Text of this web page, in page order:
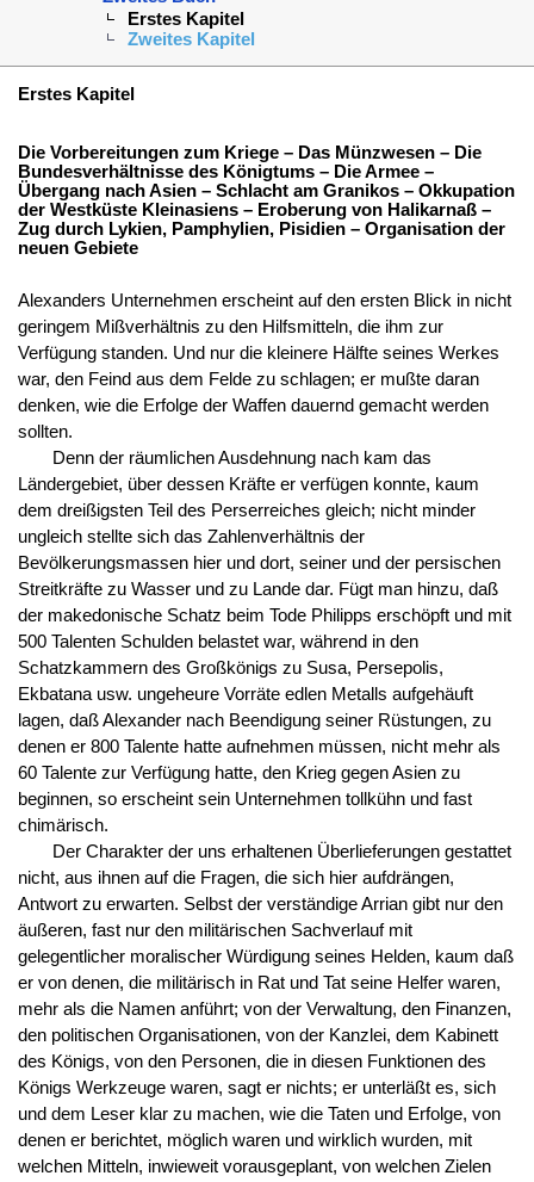
Erstes Kapitel
Zweites Kapitel
Erstes Kapitel
Die Vorbereitungen zum Kriege – Das Münzwesen – Die
Bundesverhältnisse des Königtums – Die Armee –
Übergang nach Asien – Schlacht am Granikos – Okkupation
der Westküste Kleinasiens – Eroberung von Halikarnaß –
Zug durch Lykien, Pamphylien, Pisidien – Organisation der
neuen Gebiete
Alexanders Unternehmen erscheint auf den ersten Blick in nicht
geringem Mißverhältnis zu den Hilfsmitteln, die ihm zur
Verfügung standen. Und nur die kleinere Hälfte seines Werkes
war, den Feind aus dem Felde zu schlagen; er mußte daran
denken, wie die Erfolge der Waffen dauernd gemacht werden
sollten.
Denn der räumlichen Ausdehnung nach kam das
Ländergebiet, über dessen Kräfte er verfügen konnte, kaum
dem dreißigsten Teil des Perserreiches gleich; nicht minder
ungleich stellte sich das Zahlenverhältnis der
Bevölkerungsmassen hier und dort, seiner und der persischen
Streitkräfte zu Wasser und zu Lande dar. Fügt man hinzu, daß
der makedonische Schatz beim Tode Philipps erschöpft und mit
500 Talenten Schulden belastet war, während in den
Schatzkammern des Großkönigs zu Susa, Persepolis,
Ekbatana usw. ungeheure Vorräte edlen Metalls aufgehäuft
lagen, daß Alexander nach Beendigung seiner Rüstungen, zu
denen er 800 Talente hatte aufnehmen müssen, nicht mehr als
60 Talente zur Verfügung hatte, den Krieg gegen Asien zu
beginnen, so erscheint sein Unternehmen tollkühn und fast
chimärisch.
Der Charakter der uns erhaltenen Überlieferungen gestattet
nicht, aus ihnen auf die Fragen, die sich hier aufdrängen,
Antwort zu erwarten. Selbst der verständige Arrian gibt nur den
äußeren, fast nur den militärischen Sachverlauf mit
gelegentlicher moralischer Würdigung seines Helden, kaum daß
er von denen, die militärisch in Rat und Tat seine Helfer waren,
mehr als die Namen anführt; von der Verwaltung, den Finanzen,
den politischen Organisationen, von der Kanzlei, dem Kabinett
des Königs, von den Personen, die in diesen Funktionen des
Königs Werkzeuge waren, sagt er nichts; er unterläßt es, sich
und dem Leser klar zu machen, wie die Taten und Erfolge, von
denen er berichtet, möglich waren und wirklich wurden, mit
welchen Mitteln, inwieweit vorausgeplant, von welchen Zielen